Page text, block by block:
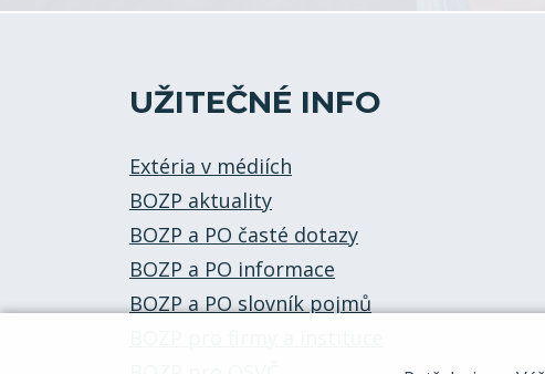
UŽITEČNÉ INFO
Extéria v médiích
BOZP aktuality
BOZP a PO časté dotazy
BOZP a PO informace
BOZP a PO slovník pojmů